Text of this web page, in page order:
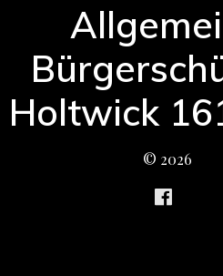
Holtwick
© 2026